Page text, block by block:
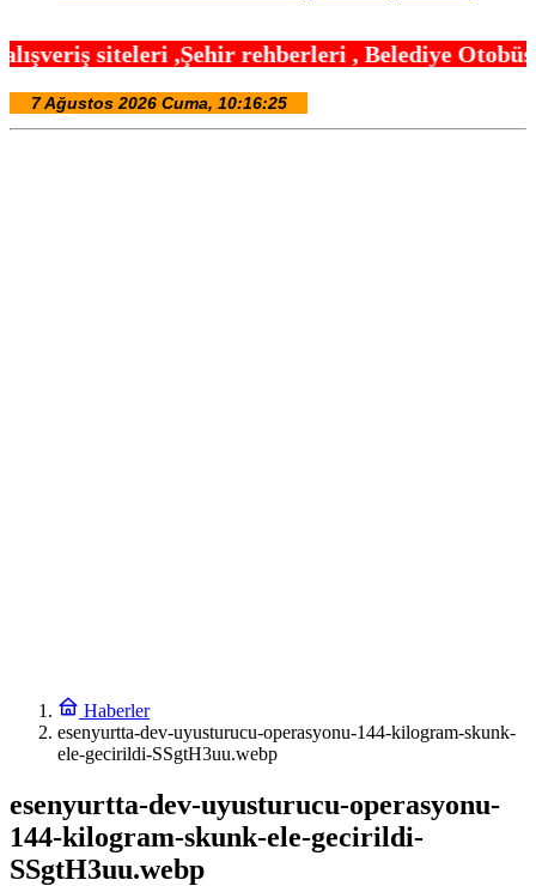
,Şehir rehberleri , Belediye
Haberler
esenyurtta-dev-uyusturucu-operasyonu-144-kilogram-skunk-
ele-gecirildi-SSgtH3uu.webp
esenyurtta-dev-uyusturucu-operasyonu-
144-kilogram-skunk-ele-gecirildi-
SSgtH3uu.webp